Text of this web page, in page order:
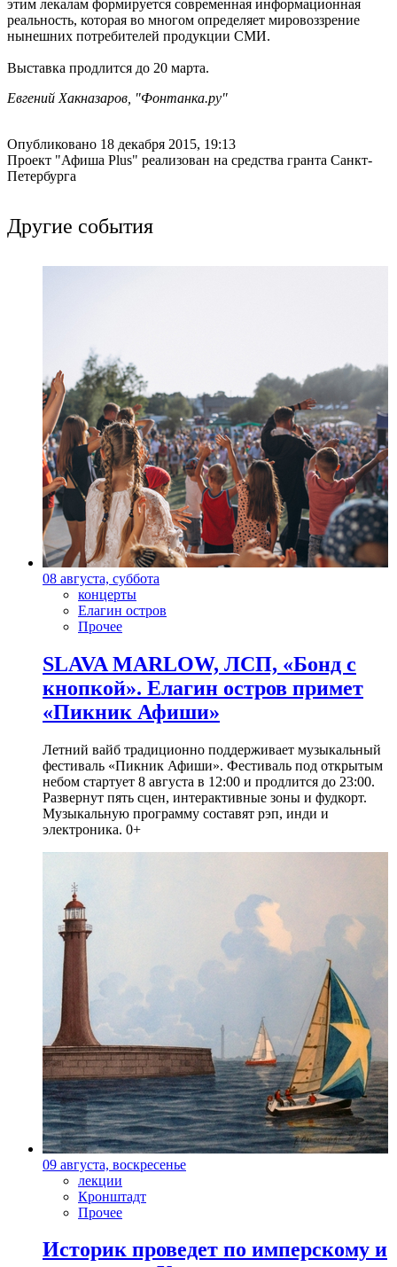
этим лекалам формируется современная информационная
реальность, которая во многом определяет мировоззрение
нынешних потребителей продукции СМИ.
Выставка продлится до 20 марта.
Евгений Хакназаров, "Фонтанка.ру"
Опубликовано 18 декабря 2015, 19:13
Проект "Афиша Plus" реализован на средства гранта Санкт-
Петербурга
Другие события
08 августа, суббота
концерты
Елагин остров
Прочее
SLAVA MARLOW, ЛСП, «Бонд с
кнопкой». Елагин остров примет
«Пикник Афиши»
Летний вайб традиционно поддерживает музыкальный
фестиваль «Пикник Афиши». Фестиваль под открытым
небом стартует 8 августа в 12:00 и продлится до 23:00.
Развернут пять сцен, интерактивные зоны и фудкорт.
Музыкальную программу составят рэп, инди и
электроника. 0+
09 августа, воскресенье
лекции
Кронштадт
Прочее
Историк проведет по имперскому и